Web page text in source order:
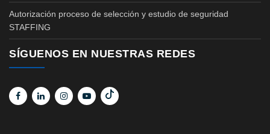
Autorización proceso de selección y estudio de seguridad
STAFFING
SÍGUENOS EN NUESTRAS REDES